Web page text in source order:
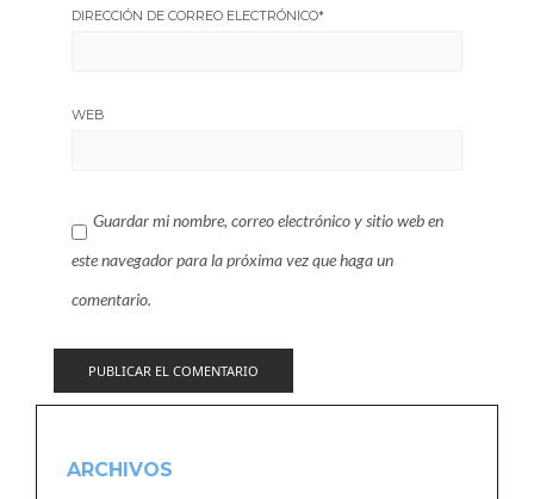
DIRECCIÓN DE CORREO ELECTRÓNICO*
WEB
Guardar mi nombre, correo electrónico y sitio web en
este navegador para la próxima vez que haga un
comentario.
ARCHIVOS